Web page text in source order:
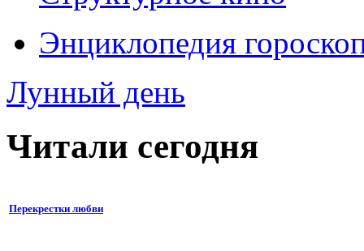
Энциклопедия
Лунный день
Читали сегодня
Перекрестки любви